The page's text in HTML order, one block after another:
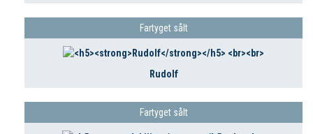
Fartyget sålt
Rudolf
Fartyget sålt